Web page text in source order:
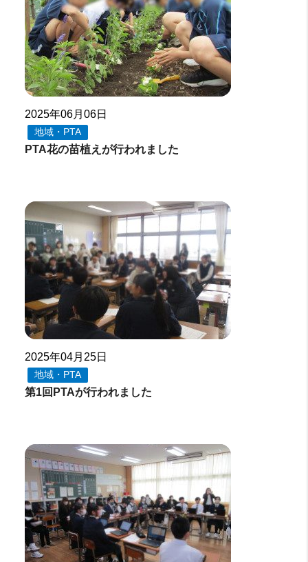
2025年06月06日
地域・PTA
PTA花の苗植えが行われました
2025年04月25日
地域・PTA
第1回PTAが行われました